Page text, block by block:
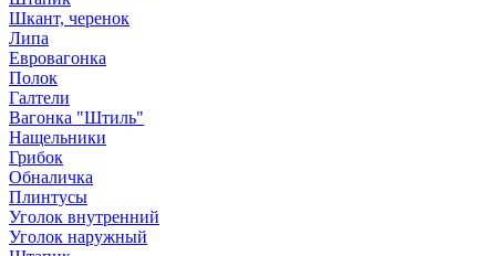
Шкант, черенок
Липа
Евровагонка
Полок
Галтели
Вагонка "Штиль"
Нащельники
Грибок
Обналичка
Плинтусы
Уголок внутренний
Уголок наружный